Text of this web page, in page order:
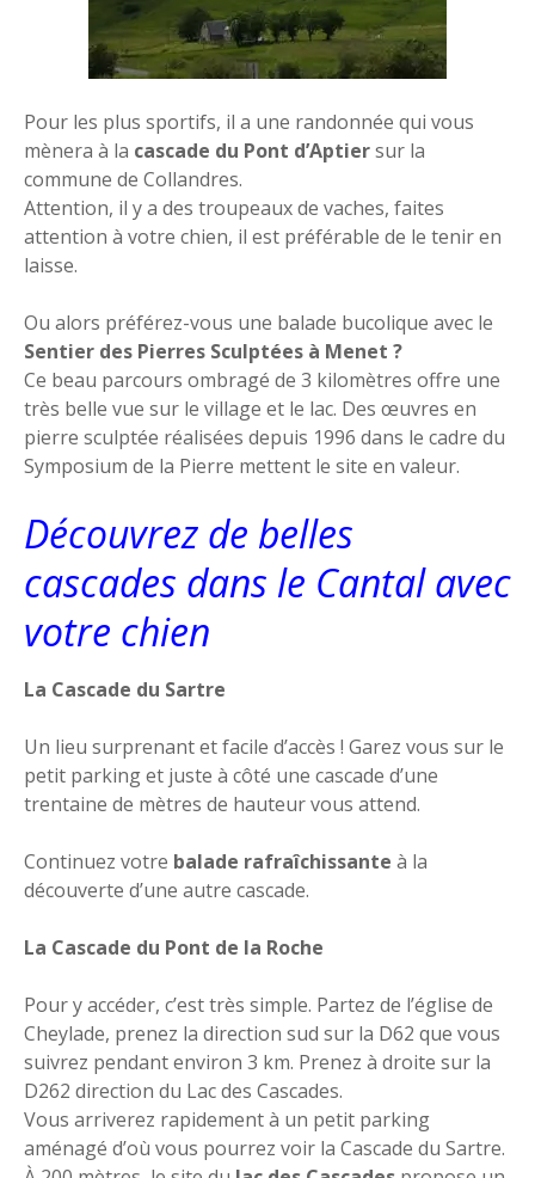
Pour les plus sportifs, il a une randonnée qui vous
mènera à la cascade du Pont d’Aptiersur la
commune de Collandres.
Attention, il y a des troupeaux de vaches, faites
attention à votre chien, il est préférable de le tenir en
laisse.
Ou alors préférez-vous une balade bucolique avec le
Sentier des Pierres Sculptées à Menet ?
Ce beau parcours ombragé de 3 kilomètres offre une
très belle vue sur le village et le lac. Des œuvres en
pierre sculptée réalisées depuis 1996 dans le cadre du
Symposium de la Pierre mettent le site en valeur.
Découvrez de belles
cascades dans le Cantal avec
votre chien
La Cascade du Sartre
Un lieu surprenant et facile d’accès ! Garez vous sur le
petit parking et juste à côté une cascade d’une
trentaine de mètres de hauteur vous attend.
Continuez votre balade rafraîchissante à la
découverte d’une autre cascade.
La Cascade du Pont de la Roche
Pour y accéder, c’est très simple. Partez de l’église de
Cheylade, prenez la direction sud sur la D62 que vous
suivrez pendant environ 3 km. Prenez à droite sur la
D262 direction du Lac des Cascades.
Vous arriverez rapidement à un petit parking
aménagé d’où vous pourrez voir la Cascade du Sartre.